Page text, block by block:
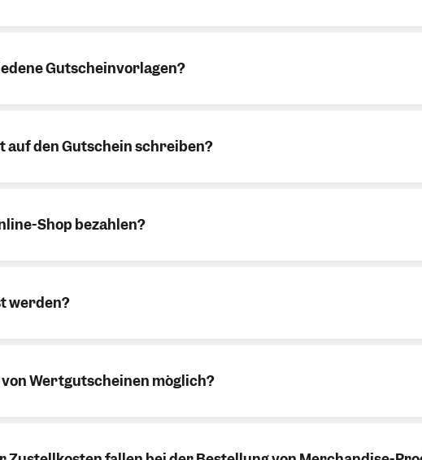
Wert oder einen Erlebnis-Gutschein.
Kreditkarte oder per Sofort-Überweisung.
Gutscheinvorlagen?
auf den Gutschein schreiben?
Shop bezahlen?
werden?
Montafon Intersport
Wertgutscheinen möglich?